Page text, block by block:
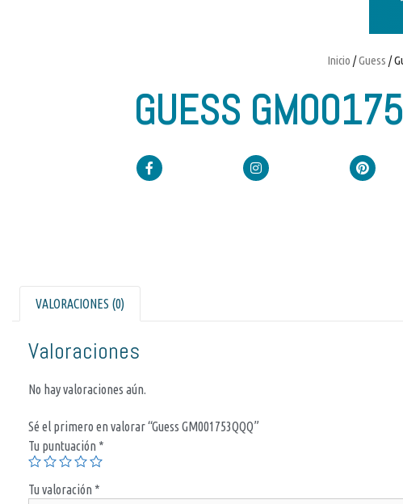
Inicio /Guess /
GUESS
VALORACIONES (0)
Valoraciones
No hay valoraciones aún.
Sé el primero en valorar “Guess GM001753QQQ”
Tu puntuación *
Tu valoración *